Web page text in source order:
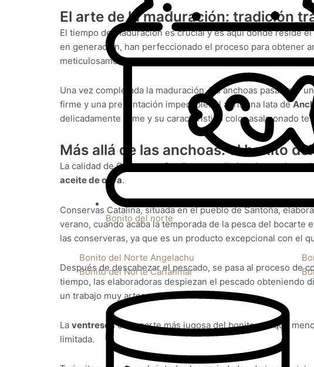
Bonito del norte
Bonito del Norte Angelachu
Bonito del Norte Carlanmar
El arte de la maduración: tradición
El tiempo de maduración es crucial y es aquí donde reside
en generación, han perfeccionado el proceso para obtener
meticulosamente la temperatura y la humedad para
Una vez completada la maduración, las anchoas pasan por
firme y una presentación impecable. Al abrir una lata de
delicadamente firme y su característico color asalmonado
Más allá de las anchoas: el bonito
La calidad de Conservas Catalina no se limita a las
aceite de oliva.
Conservas Catalina, situada en el pueblo de Santoña,
verano, cuando acaba la temporada de la pesca del
las conserveras, ya que es un producto excepcional con el
Después de descabezar el pescado, se pasa al proceso de
tiempo, las elaboradoras despiezan el pescado obteniendo
un trabajo muy artesano.
La ventrescaes la parte más jugosa del bonito y la que
limitada.